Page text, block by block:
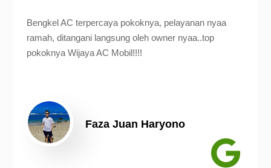
Bengkel AC terpercaya pokoknya, pelayanan nyaa
ramah, ditangani langsung oleh owner nyaa..top
pokoknya Wijaya AC Mobil!!!!
Faza Juan Haryono